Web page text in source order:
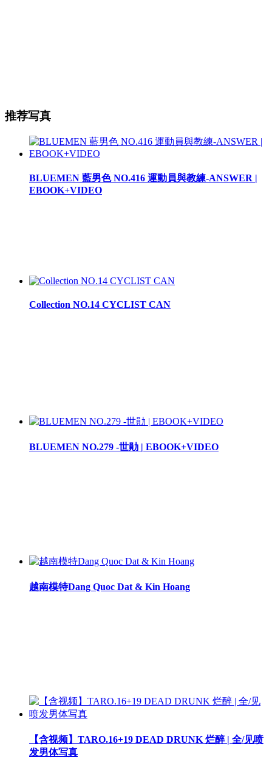
推荐写真
BLUEMEN 藍男色 NO.416 運動員與教練-ANSWER |
EBOOK+VIDEO
Collection NO.14 CYCLIST CAN
BLUEMEN NO.279 -世勛 | EBOOK+VIDEO
越南模特Dang Quoc Dat & Kin Hoang
【含视频】TARO.16+19 DEAD DRUNK 烂醉 | 全/见喷
发男体写真